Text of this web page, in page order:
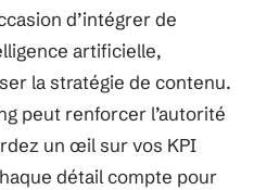
d’intégrer de
artificielle,
la stratégie de contenu.
peut renforcer l’autorité
un œil sur vos KPI
détail compte pour